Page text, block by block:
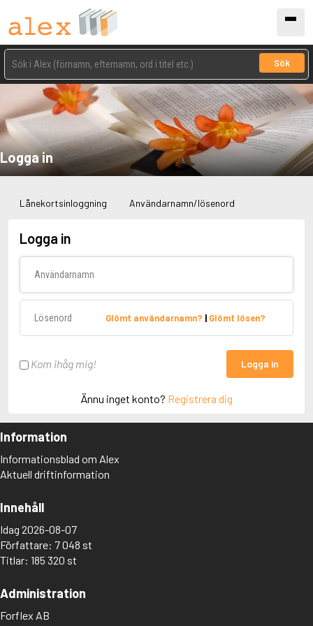
Sök
Logga in
Lånekortsinloggning Användarnamn/lösenord
Logga in
Glömt användarnamn? | Glömt lösen?
Kom ihåg mig! Logga in
Ännu inget konto? Registrera dig
Information
Informationsblad om Alex
Aktuell driftinformation
Innehåll
Idag 2026-08-07
Författare: 7 048 st
Titlar: 185 320 st
Administration
Forflex AB